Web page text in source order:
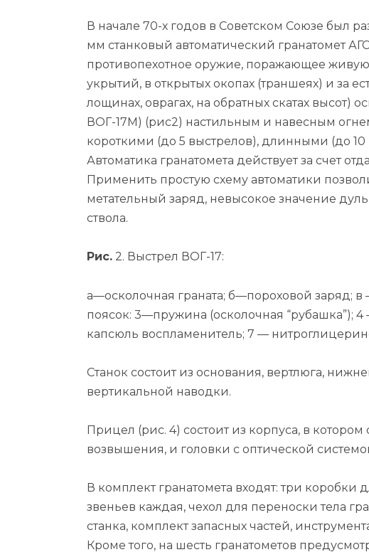
В начале 70-х годов в Советском Союзе был
мм станковый автоматический гранатомет
противопехотное оружие, поражающее
укрытий, в открытых окопах (траншеях) и за
лощинах, оврагах, на обрат­ных скатах высот)
ВОГ-17М) (рис2) настильным и навесным
коротки­ми (до 5 выстрелов), длинными (до
Автоматика гранатомета действует за счет
Применить простую схему автоматики
метательный заряд, невысокое значение
ствола.
Рис. 2. Выстрел ВОГ-17:
а—осколочная граната; б—пороховой заряд;
поясок: 3—пружина (осколочная “рубашка”);
капсюль воспламенитель; 7 —
Станок состоит из основания, вертлюга,
вертикальной наводки.
Прицел (рис. 4) состоит из корпуса, в
возвышения, и головки с оптической
В комплект гранатомета входят: три короб­ки
звеньев каждая, чехол для переноски тела
стан­ка, комплект запасных частей,
Кроме того, на шесть гранатометов